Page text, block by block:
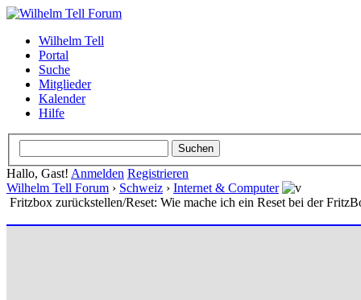
Wilhelm Tell
Portal
Suche
Mitglieder
Kalender
Hilfe
Hallo, Gast! Anmelden Registrieren
Wilhelm Tell Forum › Schweiz › Internet & Computer
Fritzbox zurückstellen/Reset: Wie mache ich ein Reset bei der